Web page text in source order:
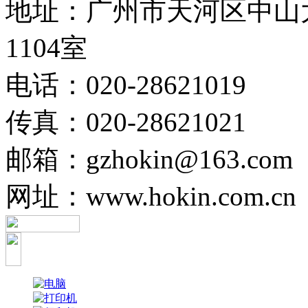
地址：广州市天河区中
1104室
电话：020-28621019
传真：020-28621021
邮箱：gzhokin@163.com
网址：www.hokin.com.cn